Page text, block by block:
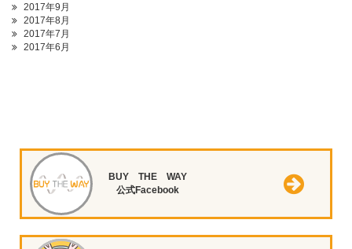
2017年9月
2017年8月
2017年7月
2017年6月
BUY THE WAY
公式Facebook